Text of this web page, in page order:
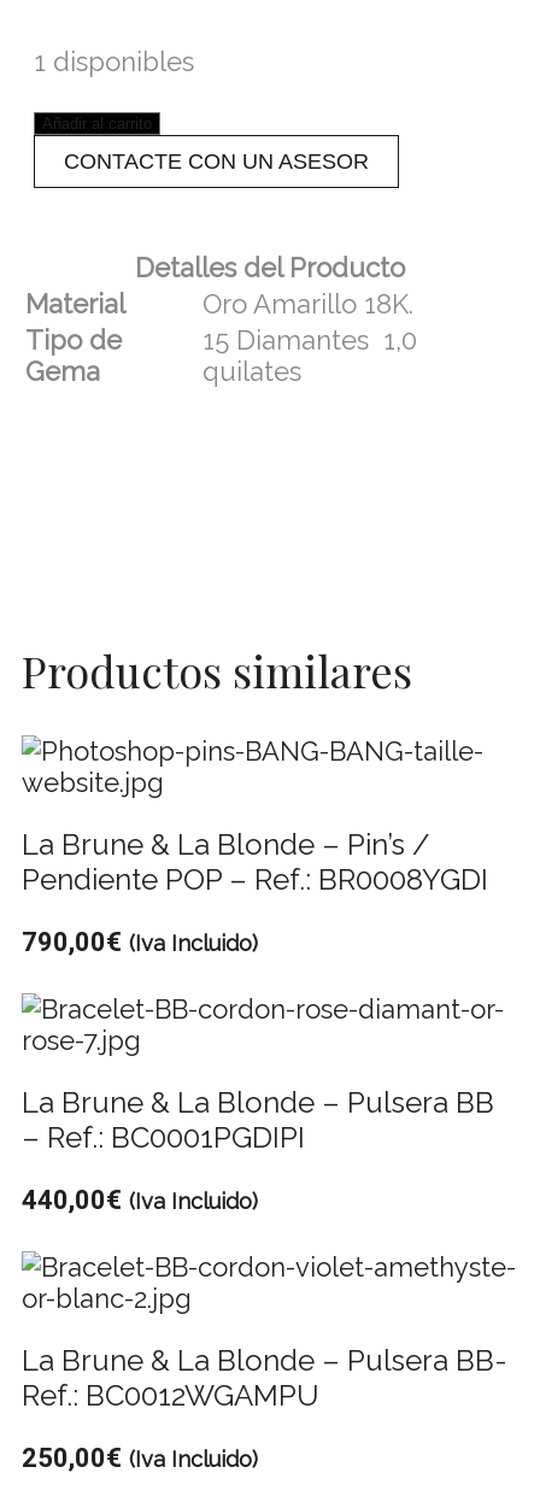
1 disponibles
Añadir al carrito
CONTACTE CON UN ASESOR
Detalles del Producto
Material
Oro Amarillo 18K.
Tipo de
Gema
15 Diamantes 1,0
quilates
Productos similares
La Brune & La Blonde – Pin’s /
Pendiente POP – Ref.: BR0008YGDI
790,00€ (Iva Incluido)
La Brune & La Blonde – Pulsera BB
– Ref.: BC0001PGDIPI
440,00€ (Iva Incluido)
La Brune & La Blonde – Pulsera BB-
Ref.: BC0012WGAMPU
250,00€ (Iva Incluido)